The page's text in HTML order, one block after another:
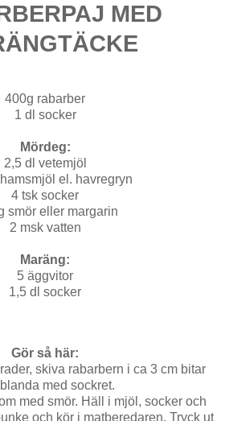
MED
400g rabarber
1 dl socker
Mördeg:
2,5 dl vetemjöl
el. havregryn
4 tsk socker
smör eller margarin
2 msk vatten
Maräng:
5 äggvitor
1,5 dl socker
Gör så här:
skiva rabarbern i ca 3 cm bitar
med sockret.
med smör. Häll i mjöl, socker och
och kör i matberedaren. Tryck ut